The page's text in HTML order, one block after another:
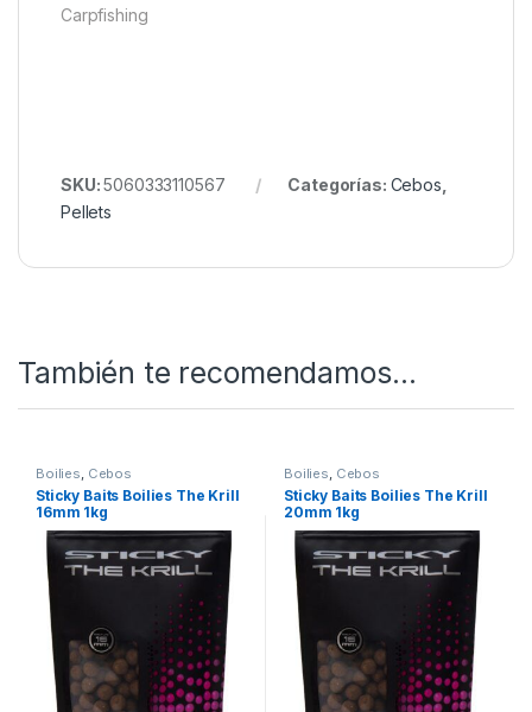
Carpfishing
SKU:5060333110567 Categorías: Cebos
Pellets
También te recomendamos…
Boilies, Cebos
Sticky Baits Boilies The Krill
16mm 1kg
Boilies, Cebos
Sticky Baits Boilies The Krill
20mm 1kg